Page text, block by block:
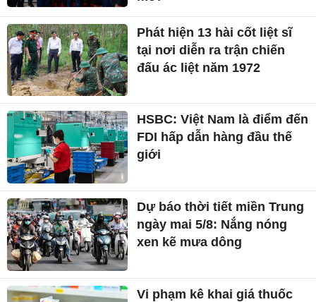
Phát hiện 13 hài cốt liệt sĩ
tại nơi diễn ra trận chiến
đấu ác liệt năm 1972
HSBC: Việt Nam là điểm đến
FDI hấp dẫn hàng đầu thế
giới
Dự báo thời tiết miền Trung
ngày mai 5/8: Nắng nóng
xen kẽ mưa dông
Vi phạm kê khai giá thuốc